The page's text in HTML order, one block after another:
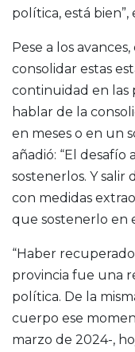
política, está bien”,
Pese a los
consolidar estas
continuidad en las
hablar de la
en meses o en un
añadió: “El desafío
sostenerlos. Y salir
con medidas
que sostenerlo en
“Haber
provincia fue una
política. De la
cuerpo ese
marzo de 2024-,